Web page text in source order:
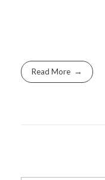
Read More